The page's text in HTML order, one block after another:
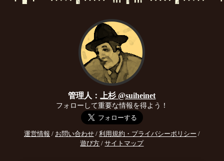
管理人：上杉 @suiheinet
フォローして重要な情報を得よう！
運営情報 / お問い合わせ/ 利用規約・プライバシーポリシー /
遊び方 /サイトマップ